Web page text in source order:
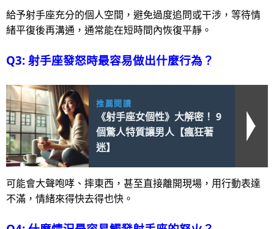
給予射手座充分的個人空間，避免過度追問或干涉，等待情
緒平復後再溝通，通常能在短時間內恢復平靜。
Q3: 射手座發怒時最容易做出什麼行為？
推薦閱讀
《射手座女個性》大解密！ 9
個驚人特質讓男人【瘋狂著
迷】
可能會大聲咆哮、摔東西，甚至直接離開現場，用行動表達
不滿，情緒來得快去得也快。